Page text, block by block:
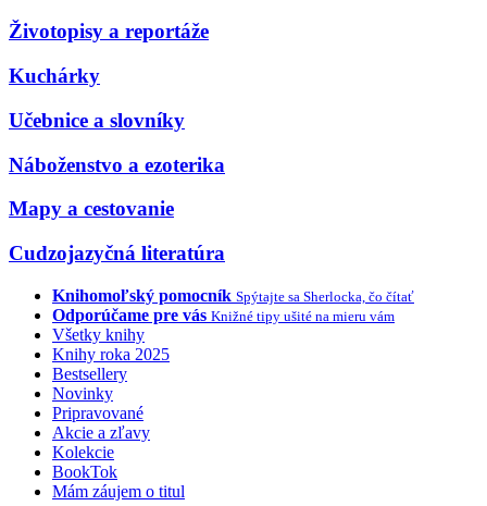
Životopisy a reportáže
Kuchárky
Učebnice a slovníky
Náboženstvo a ezoterika
Mapy a cestovanie
Cudzojazyčná literatúra
Knihomoľský pomocník Spýtajte sa Sherlocka, čo čítať
Odporúčame pre vás Knižné tipy ušité na mieru vám
Všetky knihy
Knihy roka 2025
Bestsellery
Novinky
Pripravované
Akcie a zľavy
Kolekcie
BookTok
Mám záujem o titul